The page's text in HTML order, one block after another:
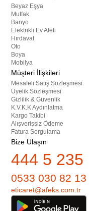
Beyaz Eşya
Mutfak
Banyo
Elektrikli Ev Aleti
Hırdavat
Oto
Boya
Mobilya
Müşteri İlişkileri
Mesafeli Satış Sözleşmesi
Üyelik Sözleşmesi
Gizlilik & Güvenlik
K.V.K.K Aydınlatma
Kargo Takibi
Alışverişsiz Ödeme
Fatura Sorgulama
Bize Ulaşın
444 5 235
0533 030 82 13
eticaret@afeks.com.tr